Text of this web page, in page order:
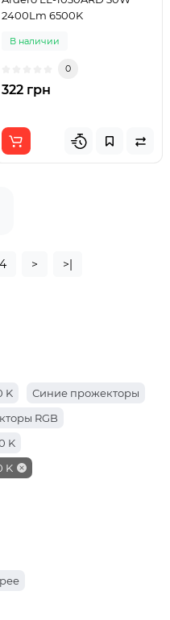
2400Lm 6500K
В наличии
0
322 грн
4 > >|
K
Синие прожекторы
RGB
K
K